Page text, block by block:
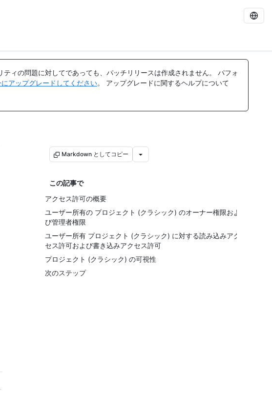
ティの問題に対してであっても、パッチリリースは作成されません。 パフォ
アップグレードしてください。 アップグレードに関するヘルプについて
Markdown としてコピー
この記事で
アクセス許可の概要
ユーザー所有の プロジェクト (クラシック) のオーナー権限およ
び管理者権限
ユーザー所有 プロジェクト (クラシック) に対する読み込みアク
セス許可および書き込みアクセス許可
プロジェクト (クラシック) の可視性
次のステップ